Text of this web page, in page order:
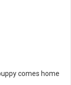
comes home